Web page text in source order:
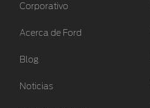
Corporativo
Acerca de Ford
Blog
Noticias